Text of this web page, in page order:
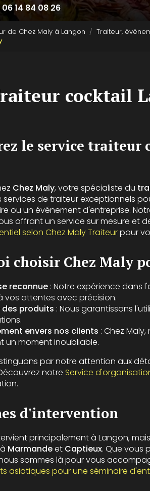
06 14 84 08 26
de Chez Maly à Langon
Traiteur,
cocktail
le service traiteur
Chez Maly, votre spécialiste du
de traiteur exceptionnels
ou un événement d'entreprise.
offrant un service sur mesure et
selon Chez Maly Traiteurpour
choisir Chez Maly
reconnue : Notre expérience dans
vos attentes avec précision.
des produits : Nous garantissons
envers nos clients : Chez
un moment inoubliable.
par notre attention aux
notre Service
d'intervention
principalement à Langon,
Marmandeet Captieux. Que vous
sommes là pour vous
asiatiques pour une séminaire